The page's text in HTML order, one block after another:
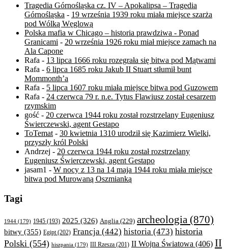
Tragedia Górnośląska cz. IV – Apokalipsa – Tragedia
Górnośląska - 19 września 1939 roku miała miejsce szarża
pod Wólką Węglową
Polska mafia w Chicago – historia prawdziwa - Ponad
Granicami - 20 września 1926 roku miał miejsce zamach na
Ala Capone
Rafa - 13 lipca 1666 roku rozegrała się bitwa pod Mątwami
Rafa - 6 lipca 1685 roku Jakub II Stuart stłumił bunt
Mommonth’a
Rafa - 5 lipca 1607 roku miała miejsce bitwa pod Guzowem
Rafa - 24 czerwca 79 r. n.e. Tytus Flawiusz został cesarzem
rzymskim
gość - 20 czerwca 1944 roku został rozstrzelany Eugeniusz
Świerczewski, agent Gestapo
ToTemat - 30 kwietnia 1310 urodził się Kazimierz Wielki,
przyszły król Polski
Andrzej - 20 czerwca 1944 roku został rozstrzelany
Eugeniusz Świerczewski, agent Gestapo
jasam1 - W nocy z 13 na 14 maja 1944 roku miała miejsce
bitwa pod Murowaną Oszmianką
Tagi
1944 (179) 1945 (193) 2025 (326) Anglia (229) archeologia (870)
bitwy (355) Egipt(202) Francja (442) historia (473) historia
Polski (554) hiszpania (179) III Rzesza (201) II Wojna Światowa (406) II